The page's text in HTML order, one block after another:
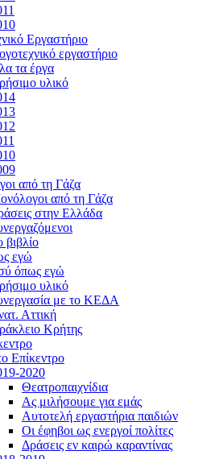
Εργαστήριο
εργαστήριο
τα έργα
υλικό
από τη Γάζα
από τη Γάζα
στην Ελλάδα
βιβλίο
εγώ
όπως εγώ
υλικό
με το ΚΕΔΑ
Αττική
Κρήτης
Επίκεντρο
2020
Θεατροπαιχνίδια
Ας μιλήσουμε για εμάς
Αυτοτελή εργαστήρια παιδιών
Οι έφηβοι ως ενεργοί πολίτες
Δράσεις εν καιρώ καραντίνας